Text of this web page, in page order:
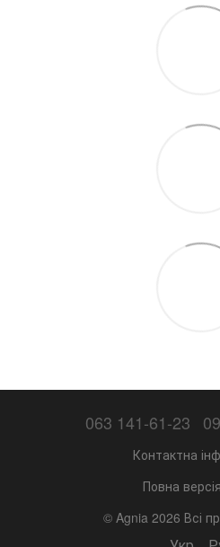
063 141-61-23
Контактна
Повна
© Agnia 2026 Всі